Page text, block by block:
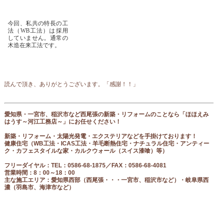
今回、私共の特長の工
法（WB工法）は採用
していません。通常の
木造在来工法です。
読んで頂き、ありがとうございます。「感謝！！」
愛知県・一宮市、稲沢市など西尾張の新築・リフォームのことなら「ほほえみ
はうす～河江工務店～」にお任せください！
新築・リフォーム・太陽光発電・エクステリアなどを手掛けております！
健康住宅（WB工法・ICAS工法・羊毛断熱住宅・ナチュラル住宅・アンティー
ク・カフェスタイルな家・カルクウォール（スイス漆喰）等）
フリーダイヤル： TEL：0586-68-1875／FAX：0586-68-4081
営業時間：8：00～18：00
主な施工エリア：愛知県西部（西尾張・・・一宮市、稲沢市など）・岐阜県西
濃（羽島市、海津市など）